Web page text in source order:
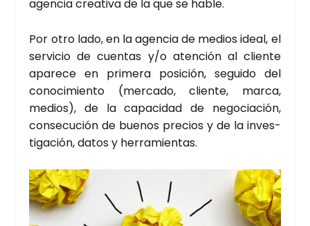
agen­cia crea­ti­va de la que se hable.
Por otro lado, en la agen­cia de medios ideal, el
ser­vi­cio de cuen­tas y/o aten­ción al clien­te
apa­re­ce en pri­me­ra posi­ción, segui­do del
cono­ci­mien­to (mer­ca­do, clien­te, mar­ca,
medios), de la capa­ci­dad de nego­cia­ción,
con­se­cu­ción de bue­nos pre­cios y de la inves­
ti­ga­ción, datos y herra­mien­tas.